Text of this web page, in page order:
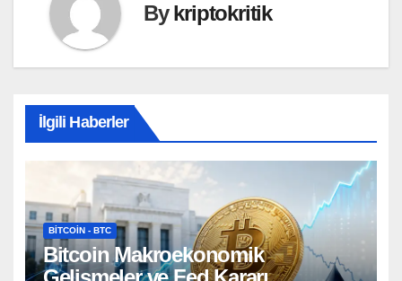
Bykriptokritik
İlgili Haberler
BITCOIN - BTC
Bitcoin Makroekonomik